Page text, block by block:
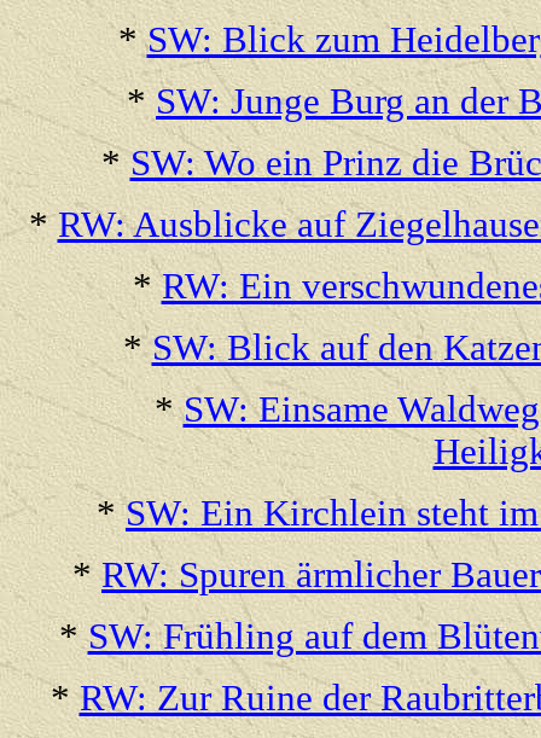
*SW: Blick zum
*SW: Junge Burg an der
*SW: Wo ein Prinz die
*RW: Ausblicke auf
*RW: Ein
*SW: Blick auf den
*SW: Einsame
*SW: Ein Kirchlein steht
*RW: Spuren ärmlicher
*SW: Frühling auf dem
*RW: Zur Ruine der